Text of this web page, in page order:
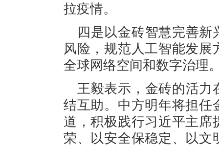
拉疫情。
四是以金砖智慧完善
风险，规范人工智能发
全球网络空间和数字治理
王毅表示，金砖的活力
结互助。中方明年将担任
道，积极践行习近平主席
荣、以安全保稳定、以文